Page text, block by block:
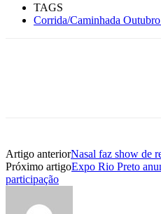
TAGS
Corrida/Caminhada
Artigo anteriorNasal faz show de
Próximo artigoExpo Rio Preto
participação